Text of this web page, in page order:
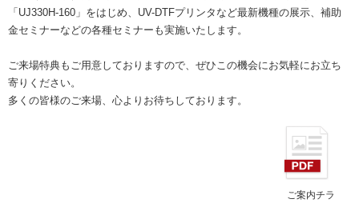
「UJ330H-160」をはじめ、UV-DTFプリンタなど最新機種の展示、補助
金セミナーなどの各種セミナーも実施いたします。
ご来場特典もご用意しておりますので、ぜひこの機会にお気軽にお立ち
寄りください。
多くの皆様のご来場、心よりお待ちしております。
ご案内チラ